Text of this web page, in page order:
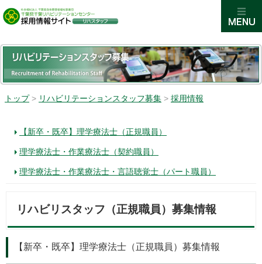
トップ > リハビリテーションスタッフ募集 > 採用情報
【新卒・既卒】理学療法士（正規職員）
理学療法士・作業療法士（契約職員）
理学療法士・作業療法士・言語聴覚士（パート職員）
リハビリスタッフ（正規職員）募集情報
【新卒・既卒】理学療法士（正規職員）募集情報